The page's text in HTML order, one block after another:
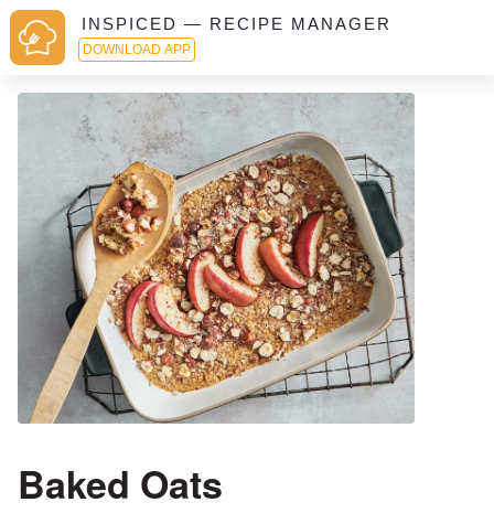
INSPICED — RECIPE MANAGER
DOWNLOAD APP
Baked Oats